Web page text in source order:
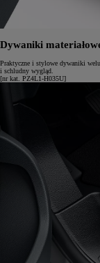
Dywaniki
Praktyczne i stylowe dywaniki
i schludny wygląd.
[nr kat. PZ4L1-H035U]